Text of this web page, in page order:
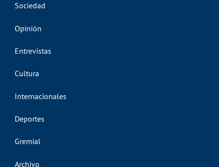
Sociedad
Opinión
Entrevistas
Cultura
Internacionales
Deportes
Gremial
Archivo